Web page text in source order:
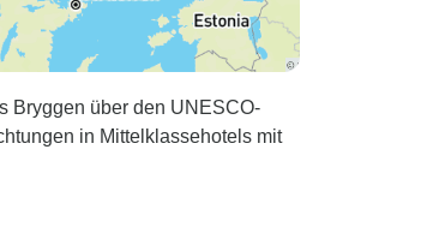
Bryggen über den UNESCO-
in Mittelklassehotels mit